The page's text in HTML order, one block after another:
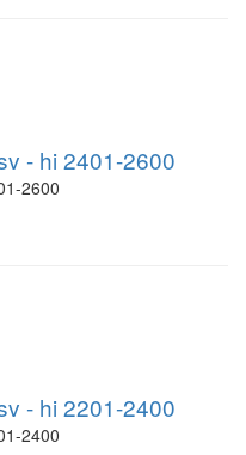
- hi 2401-2600
2600
- hi 2201-2400
2400